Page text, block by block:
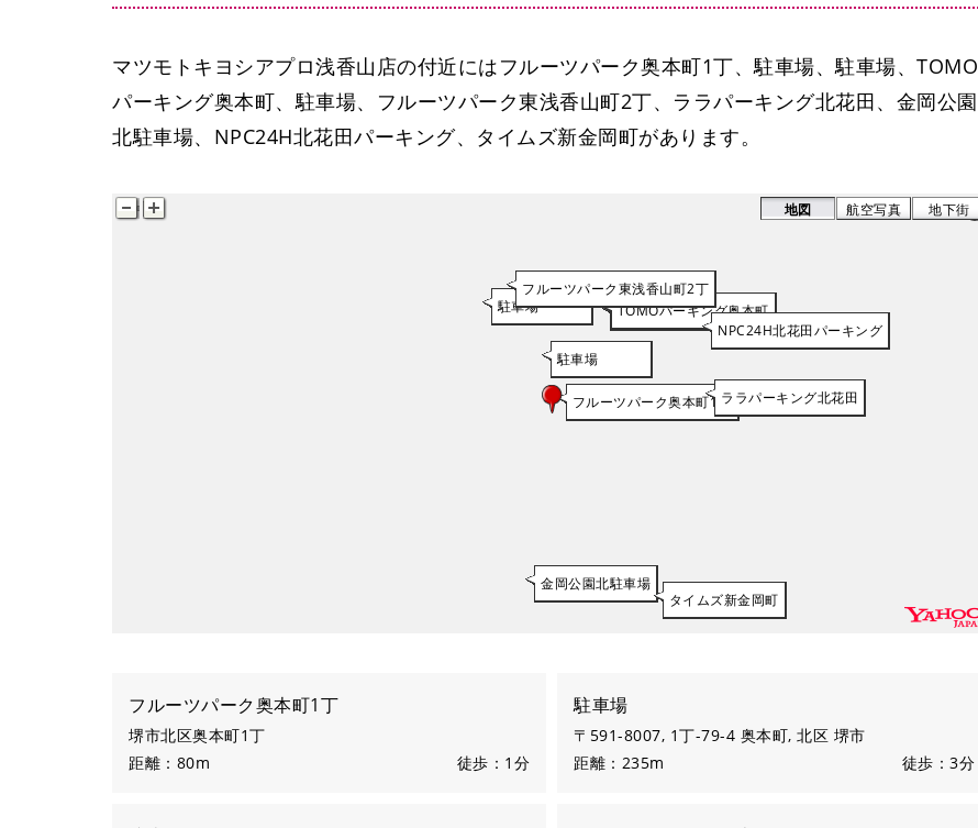
マツモトキヨシアプロ浅香山店の付近にはフルーツパーク奥本町1丁、駐車場、駐車場、TOMO
パーキング奥本町、駐車場、フルーツパーク東浅香山町2丁、ララパーキング北花田、金岡公園
北駐車場、NPC24H北花田パーキング、タイムズ新金岡町があります。
フルーツパーク奥本町1丁
駐車場
駐車場
TOMOパーキング奥本町
駐車場
フルーツパーク東浅香山町2丁
ララパーキング北花田
金岡公園北駐車場
NPC24H北花田パーキング
タイムズ新金岡町
地図 航空写真 地下街
フルーツパーク奥本町1丁
堺市北区奥本町1丁
距離：80m
徒歩：1分
駐車場
〒591-8007, 1丁-79-4 奥本町, 北区 堺市
距離：235m
徒歩：3分